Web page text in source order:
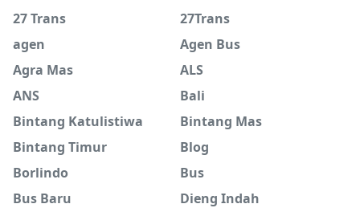
27 Trans
27Trans
agen
Agen Bus
Agra Mas
ALS
ANS
Bali
Bintang Katulistiwa
Bintang Mas
Bintang Timur
Blog
Borlindo
Bus
Bus Baru
Dieng Indah